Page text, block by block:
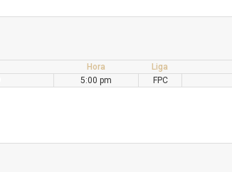
Hora Liga
5:00 pm FPC